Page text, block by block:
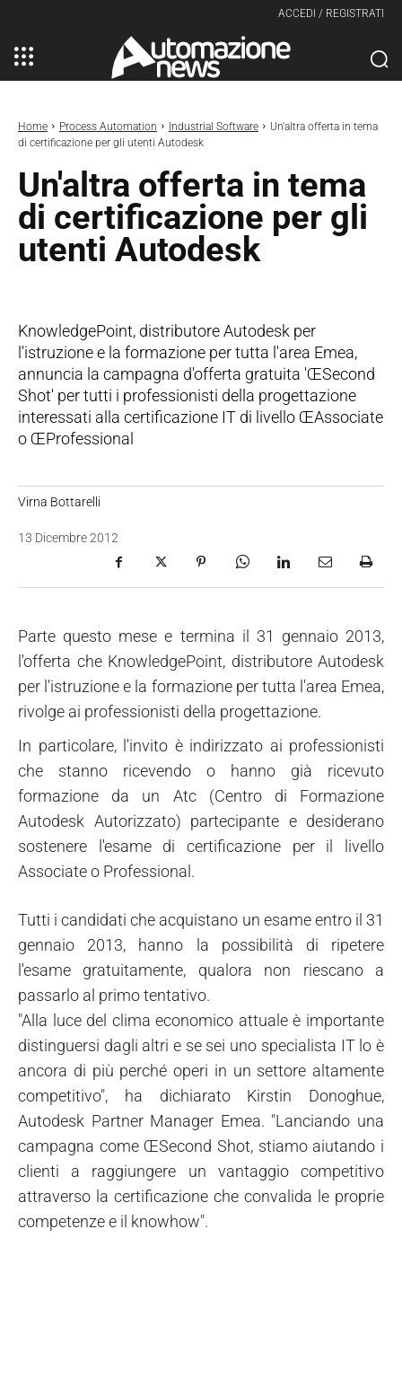
ACCEDI / REGISTRATI
Home Process Automation Industrial Software
Un'altra offerta in tema
di certificazione per gli utenti Autodesk
Un'altra offerta in tema
di certificazione per gli
utenti Autodesk
KnowledgePoint, distributore Autodesk per
l'istruzione e la formazione per tutta l'area Emea,
annuncia la campagna d'offerta gratuita 'ŒSecond
Shot' per tutti i professionisti della progettazione
interessati alla certificazione IT di livello ŒAssociate
o ŒProfessional
Virna Bottarelli
13 Dicembre 2012
Parte questo mese e termina il 31 gennaio 2013,
l'offerta che KnowledgePoint, distributore Autodesk
per l'istruzione e la formazione per tutta l'area Emea,
rivolge ai professionisti della progettazione.
In particolare, l'invito è indirizzato ai professionisti
che stanno ricevendo o hanno già ricevuto
formazione da un Atc (Centro di Formazione
Autodesk Autorizzato) partecipante e desiderano
sostenere l'esame di certificazione per il livello
Associate o Professional.
Tutti i candidati che acquistano un esame entro il 31
gennaio 2013, hanno la possibilità di ripetere
l'esame gratuitamente, qualora non riescano a
passarlo al primo tentativo.
"Alla luce del clima economico attuale è importante
distinguersi dagli altri e se sei uno specialista IT lo è
ancora di più perché operi in un settore altamente
competitivo", ha dichiarato Kirstin Donoghue,
Autodesk Partner Manager Emea. "Lanciando una
campagna come ŒSecond Shot, stiamo aiutando i
clienti a raggiungere un vantaggio competitivo
attraverso la certificazione che convalida le proprie
competenze e il knowhow".